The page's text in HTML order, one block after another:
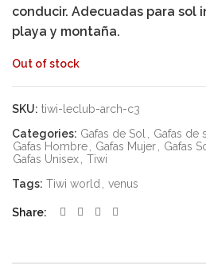
conducir. Adecuadas para sol
playa y montaña.
Out of stock
SKU: tiwi-leclub-arch-c3
Categories: Gafas de Sol Gafas de
Gafas Hombre
Gafas Mujer Gafas
Gafas Unisex
Tiwi
Tags: Tiwi world venus
Share